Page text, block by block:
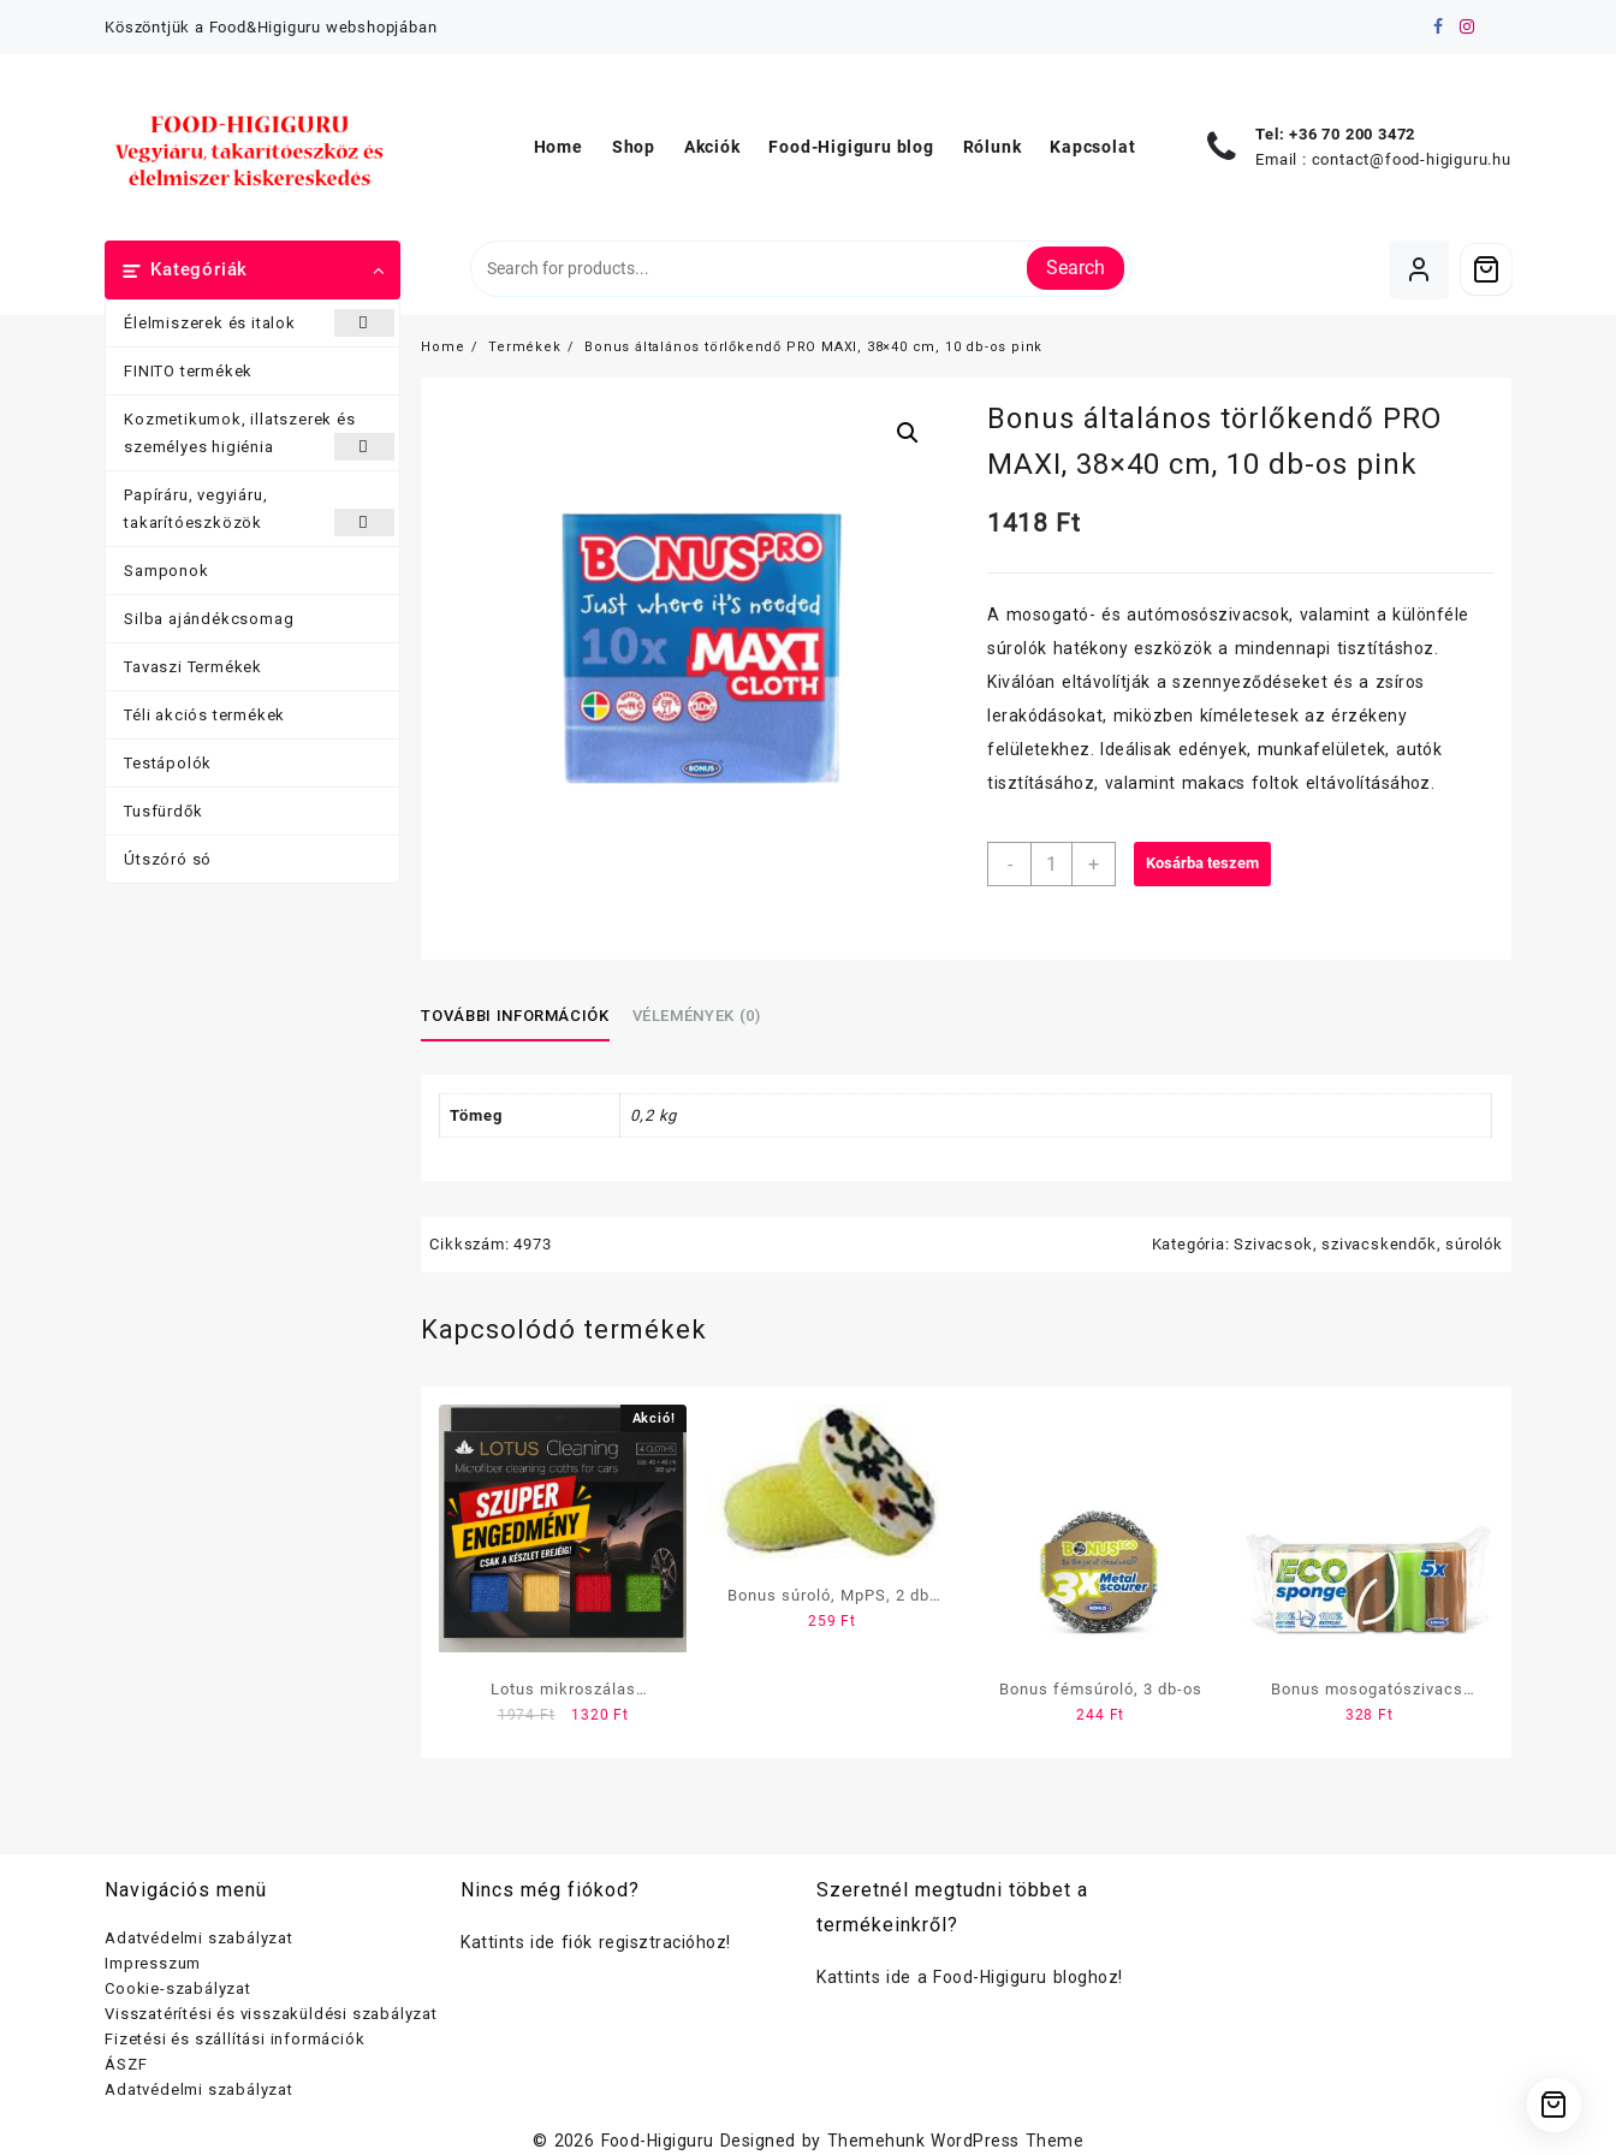
Köszöntjük a Food&Higiguru webshopjában
Home Shop Akciók Food-Higiguru blog Rólunk Kapcsolat
Tel: +36 70 200 3472
Email : contact@food-higiguru.hu
Kategóriák
Élelmiszerek és italok
FINITO termékek
Kozmetikumok, illatszerek és
személyes higiénia
Papíráru, vegyiáru,
takarítóeszközök
Samponok
Silba ajándékcsomag
Tavaszi Termékek
Téli akciós termékek
Testápolók
Tusfürdők
Útszóró só
Search
Home Termékek Bonus általános törlőkendő PRO MAXI, 38×40 cm, 10 db-os pink
Bonus általános törlőkendő PRO
MAXI, 38×40 cm, 10 db-os pink
1418 Ft
A mosogató- és autómosószivacsok, valamint a különféle
súrolók hatékony eszközök a mindennapi tisztításhoz.
Kiválóan eltávolítják a szennyeződéseket és a zsíros
lerakódásokat, miközben kíméletesek az érzékeny
felületekhez. Ideálisak edények, munkafelületek, autók
tisztításához, valamint makacs foltok eltávolításához.
-
Bonus
+ Kosárba teszem
TOVÁBBI INFORMÁCIÓK VÉLEMÉNYEK (0)
Tömeg 0,2 kg
Cikkszám:4973 Kategória:Szivacsok, szivacskendők, súrolók
Kapcsolódó termékek
Akció!
Lotus mikroszálas
autóáplási törlőkendő (4db)
1974Ft
Original
1320 FtCurrent
Bonus súroló, MpPS, 2 db-
os
259 Ft
Bonus fémsúroló, 3 db-os
244 Ft
Bonus mosogatószivacs,
formázott, 5 db-os
328 Ft
Navigációs menü
Adatvédelmi szabályzat
Impresszum
Cookie-szabályzat
Visszatérítési és visszaküldési szabályzat
Fizetési és szállítási információk
ÁSZF
Adatvédelmi szabályzat
Nincs még fiókod?
Kattints ide fiók regisztracióhoz!
Szeretnél megtudni többet a
termékeinkről?
Kattints ide a Food-Higiguru bloghoz!
© 2026 Food-Higiguru Designed by Themehunk WordPress Theme